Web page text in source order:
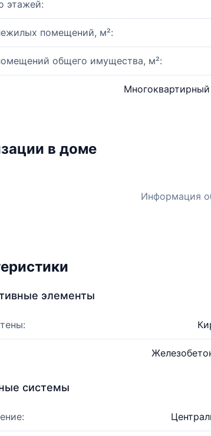
этажей:
помещений, м²:
общего имущества, м²:
в доме
Информация
элементы
системы